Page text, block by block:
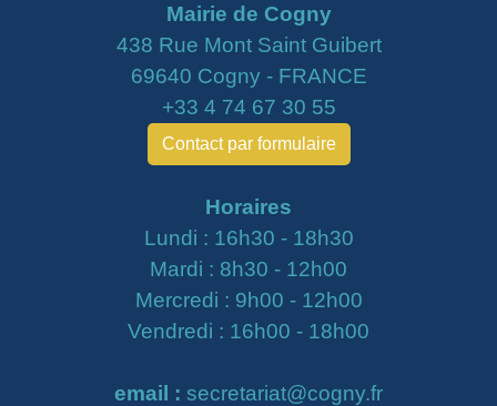
Mairie de Cogny
438 Rue Mont Saint Guibert
69640 Cogny - FRANCE
+33 4 74 67 30 55
Contact par formulaire
Horaires
Lundi : 16h30 - 18h30
Mardi : 8h30 - 12h00
Mercredi : 9h00 - 12h00
Vendredi : 16h00 - 18h00
email : secretariat@cogny.fr